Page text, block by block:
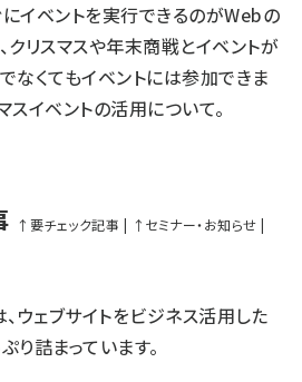
イベントを実行できるのがWebの
クリスマスや年末商戦とイベントが
なくてもイベントには参加できま
スイベントの活用について。
↑要チェック記事 | ↑セミナー・お知らせ |
ウェブサイトをビジネス活用した
り詰まっています。